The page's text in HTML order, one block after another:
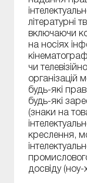
літературні
включаючи
на носіях
чи
організацій
будь-які
будь-які
(знаки на
креслення,
досвіду (ноу-